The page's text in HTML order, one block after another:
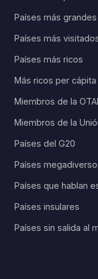
Países más grandes
Países más
Países más ricos
Más ricos per cápita
Miembros de la
Miembros de la
Países del G20
Países
Países que hablan
Países insulares
Países sin salida al